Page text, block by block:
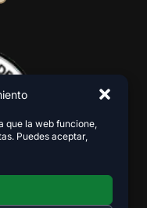
que la web funcione,
Puedes aceptar,